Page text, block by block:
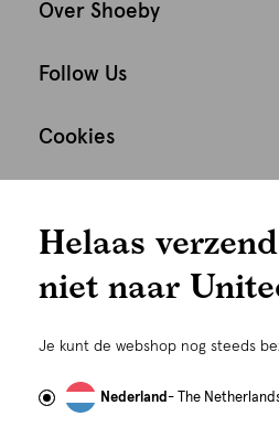
graag
gebruiken wij cookies en
om advertenties te
Over Shoeby
Follow Us
Cookies
Helaas
niet naar
Je kunt de webshop nog steeds
Nederland- The